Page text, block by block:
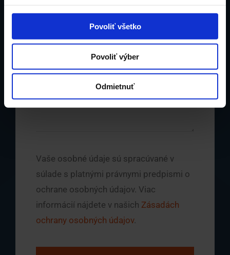
Povoliť všetko
Povoliť výber
Odmietnuť
Vaše osobné údaje sú spracúvané v
súlade s platnými právnymi predpismi o
ochrane osobných údajov. Viac
informácií nájdete v našich Zásadách
ochrany osobných údajov.